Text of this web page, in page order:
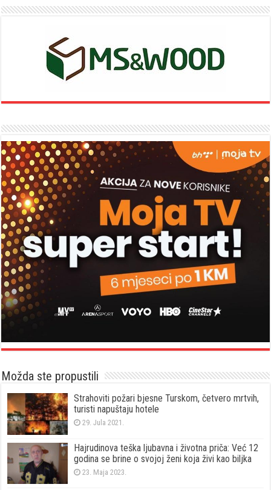
Možda ste propustili
Strahoviti požari bjesne Turskom, četvero mrtvih,
turisti napuštaju hotele
29. Jula 2021.
Hajrudinova teška ljubavna i životna priča: Već 12
godina se brine o svojoj ženi koja živi kao biljka
23. Maja 2023.